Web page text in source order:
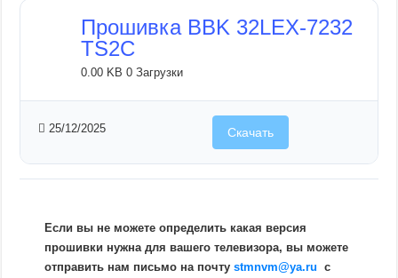
Прошивка BBK 32LEX-7232
TS2C
0.00 KB0 Загрузки
25/12/2025 Скачать
Если вы не можете определить какая версия
прошивки нужна для вашего телевизора, вы можете
отправить нам письмо на почтуstmnvm@ya.ru c